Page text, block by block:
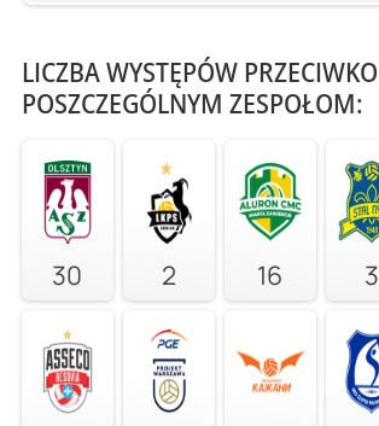
LICZBA WYSTĘPÓW PRZECIWKO
POSZCZEGÓLNYM ZESPOŁOM:
30 2 16 3